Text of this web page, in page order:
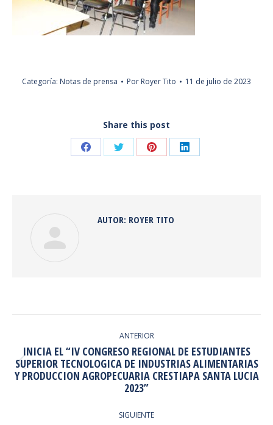
Categoría: Notas de prensa Por Royer Tito 11 de julio de 2023
Share this post
Share Share Share Share
AUTOR: ROYER TITO
PUBLICACIONES
ANTERIOR
Publicación
anterior:
INICIA EL “IV CONGRESO REGIONAL DE ESTUDIANTES
SUPERIOR TECNOLOGICA DE INDUSTRIAS ALIMENTARIAS
Y PRODUCCION AGROPECUARIA CRESTIAPA SANTA LUCIA
2023”
SIGUIENTE